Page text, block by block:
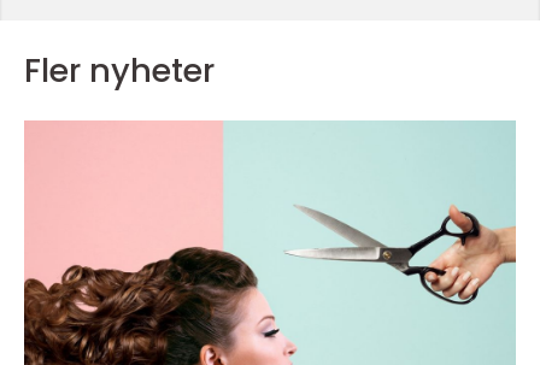
Fler nyheter